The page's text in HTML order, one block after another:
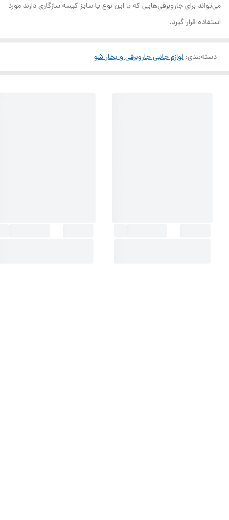
می‌تواند برای جاروبرقی‌هایی که با این نوع یا سایز کیسه سازگاری دارند مورد
استفاده قرار گیرد.
دسته‌بندی: لوازم جانبی جاروبرقی و بخار شو